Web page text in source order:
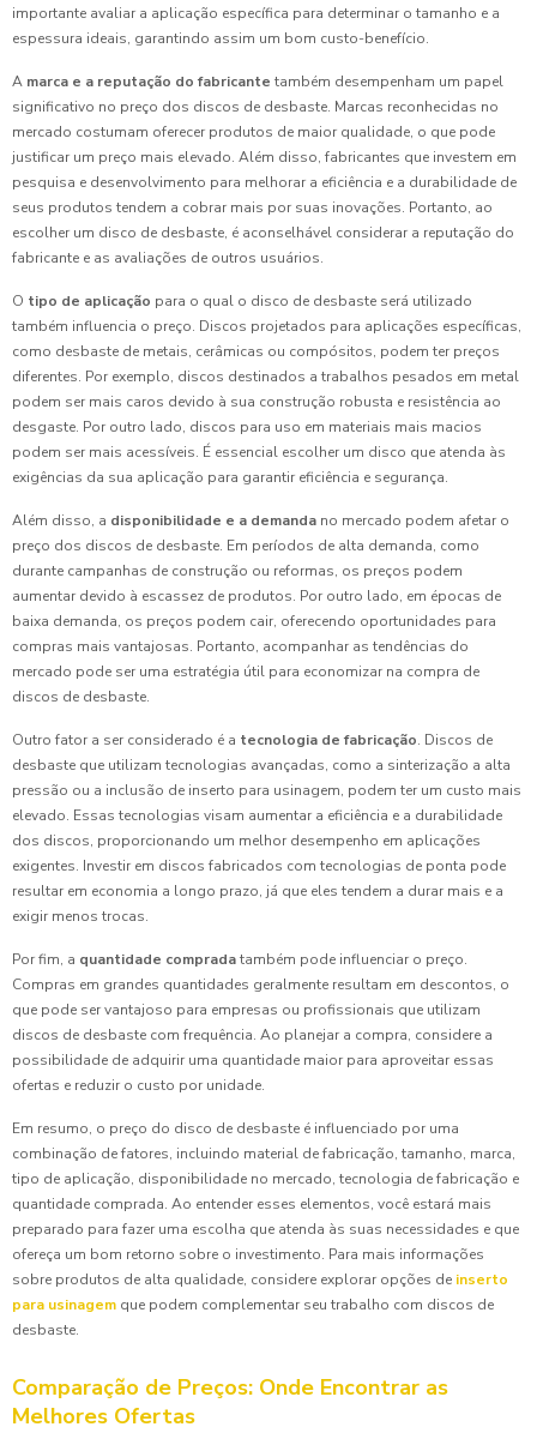
importante avaliar a aplicação específica para determinar o tamanho e a
espessura ideais, garantindo assim um bom custo-benefício.
A marca e a reputação do fabricante também desempenham um papel
significativo no preço dos discos de desbaste. Marcas reconhecidas no
mercado costumam oferecer produtos de maior qualidade, o que pode
justificar um preço mais elevado. Além disso, fabricantes que investem em
pesquisa e desenvolvimento para melhorar a eficiência e a durabilidade de
seus produtos tendem a cobrar mais por suas inovações. Portanto, ao
escolher um disco de desbaste, é aconselhável considerar a reputação do
fabricante e as avaliações de outros usuários.
O tipo de aplicação para o qual o disco de desbaste será utilizado
também influencia o preço. Discos projetados para aplicações específicas,
como desbaste de metais, cerâmicas ou compósitos, podem ter preços
diferentes. Por exemplo, discos destinados a trabalhos pesados em metal
podem ser mais caros devido à sua construção robusta e resistência ao
desgaste. Por outro lado, discos para uso em materiais mais macios
podem ser mais acessíveis. É essencial escolher um disco que atenda às
exigências da sua aplicação para garantir eficiência e segurança.
Além disso, a disponibilidade e a demanda no mercado podem afetar o
preço dos discos de desbaste. Em períodos de alta demanda, como
durante campanhas de construção ou reformas, os preços podem
aumentar devido à escassez de produtos. Por outro lado, em épocas de
baixa demanda, os preços podem cair, oferecendo oportunidades para
compras mais vantajosas. Portanto, acompanhar as tendências do
mercado pode ser uma estratégia útil para economizar na compra de
discos de desbaste.
Outro fator a ser considerado é a tecnologia de fabricação. Discos de
desbaste que utilizam tecnologias avançadas, como a sinterização a alta
pressão ou a inclusão de inserto para usinagem, podem ter um custo mais
elevado. Essas tecnologias visam aumentar a eficiência e a durabilidade
dos discos, proporcionando um melhor desempenho em aplicações
exigentes. Investir em discos fabricados com tecnologias de ponta pode
resultar em economia a longo prazo, já que eles tendem a durar mais e a
exigir menos trocas.
Por fim, a quantidade compradatambém pode influenciar o preço.
Compras em grandes quantidades geralmente resultam em descontos, o
que pode ser vantajoso para empresas ou profissionais que utilizam
discos de desbaste com frequência. Ao planejar a compra, considere a
possibilidade de adquirir uma quantidade maior para aproveitar essas
ofertas e reduzir o custo por unidade.
Em resumo, o preço do disco de desbaste é influenciado por uma
combinação de fatores, incluindo material de fabricação, tamanho, marca,
tipo de aplicação, disponibilidade no mercado, tecnologia de fabricação e
quantidade comprada. Ao entender esses elementos, você estará mais
preparado para fazer uma escolha que atenda às suas necessidades e que
ofereça um bom retorno sobre o investimento. Para mais informações
sobre produtos de alta qualidade, considere explorar opções de inserto
para usinagem que podem complementar seu trabalho com discos de
desbaste.
Comparação de Preços: Onde Encontrar as
Melhores Ofertas